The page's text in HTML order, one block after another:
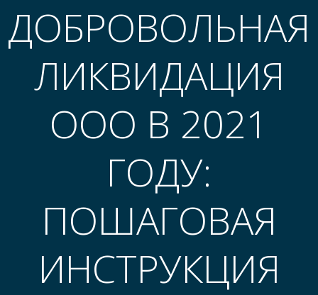
ДОБРОВОЛЬНАЯ
ЛИКВИДАЦИЯ
ООО В 2021
ГОДУ:
ПОШАГОВАЯ
ИНСТРУКЦИЯ